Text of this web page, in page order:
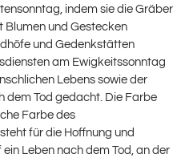
indem sie die Gräber
Blumen und Gestecken
und Gedenkstätten
am Ewigkeitssonntag
Lebens sowie der
dem Tod gedacht. Die Farbe
Farbe des
für die Hoffnung und
Leben nach dem Tod, an der